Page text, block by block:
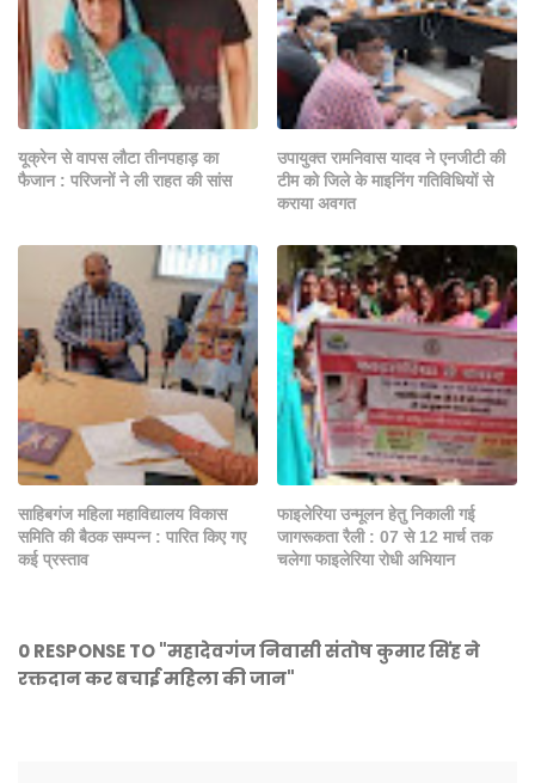
यूक्रेन से वापस लौटा तीनपहाड़ का
फैजान : परिजनों ने ली राहत की सांस
उपायुक्त रामनिवास यादव ने एनजीटी की
टीम को जिले के माइनिंग गतिविधियों से
कराया अवगत
साहिबगंज महिला महाविद्यालय विकास
समिति की बैठक सम्पन्न : पारित किए गए
कई प्रस्ताव
फाइलेरिया उन्मूलन हेतु निकाली गई
जागरूकता रैली : 07 से 12 मार्च तक
चलेगा फाइलेरिया रोधी अभियान
0 RESPONSE TO "महादेवगंज निवासी संतोष कुमार सिंह ने
रक्तदान कर बचाई महिला की जान"